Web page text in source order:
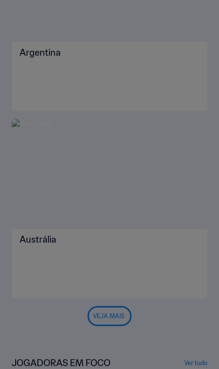
Argentina
Austrália
VEJA MAIS
JOGADORAS EM FOCO Ver tudo